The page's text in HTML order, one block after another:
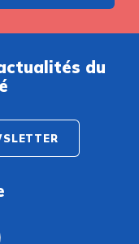
du